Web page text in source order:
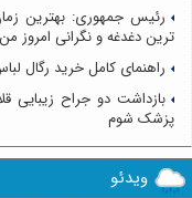
رئیس جمهوری: بهترین
ترین دغدغه و نگرانی
راهنمای کامل خرید رگال
پزشک شوم
ویدئو